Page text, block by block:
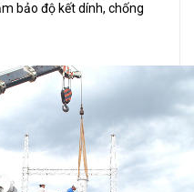
bảo độ kết dính, chống